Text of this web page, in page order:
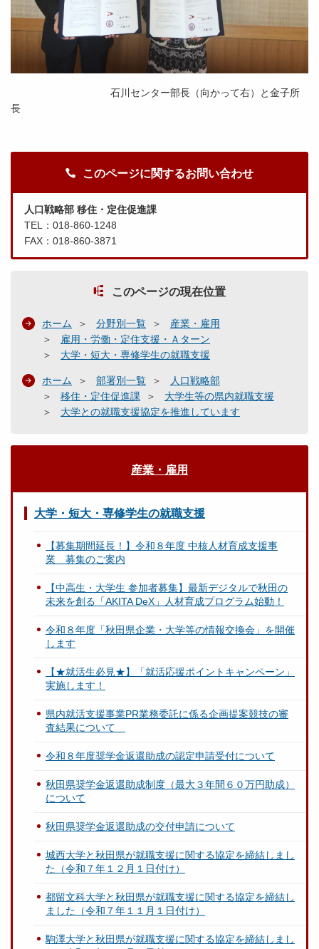
石川センター部長（向かって右）と金子所
長
このページに関するお問い合わせ
人口戦略部 移住・定住促進課
TEL：018-860-1248
FAX：018-860-3871
このページの現在位置
ホーム 分野別一覧
産業・雇用
雇用・労働・定住支援・Ａターン
大学・短大・専修学生の就職支援
ホーム 部署別一覧
人口戦略部
移住・定住促進課
大学生等の県内就職支援
大学との就職支援協定を推進しています
産業・雇用
大学・短大・専修学生の就職支援
【募集期間延長！】令和８年度 中核人材育成支援事
業 募集のご案内
【中高生・大学生 参加者募集】最新デジタルで秋田の
未来を創る「AKITA DeX」人材育成プログラム始動！
令和８年度「秋田県企業・大学等の情報交換会」を開催
します
【★就活生必見★】「就活応援ポイントキャンペーン」
実施します！
県内就活支援事業PR業務委託に係る企画提案競技の審
査結果について
令和８年度奨学金返還助成の認定申請受付について
秋田県奨学金返還助成制度（最大３年間６０万円助成）
について
秋田県奨学金返還助成の交付申請について
城西大学と秋田県が就職支援に関する協定を締結しまし
た（令和７年１２月１日付け）
都留文科大学と秋田県が就職支援に関する協定を締結し
ました（令和７年１１月１日付け）
駒澤大学と秋田県が就職支援に関する協定を締結しまし